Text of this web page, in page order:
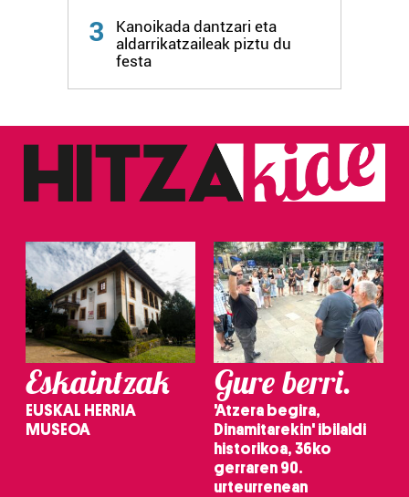
3
Kanoikada dantzari eta
aldarrikatzaileak piztu du
festa
Eskaintzak
EUSKAL HERRIA
MUSEOA
Gure berri.
'Atzera begira,
Dinamitarekin' ibilaldi
historikoa, 36ko
gerraren 90.
urteurrenean